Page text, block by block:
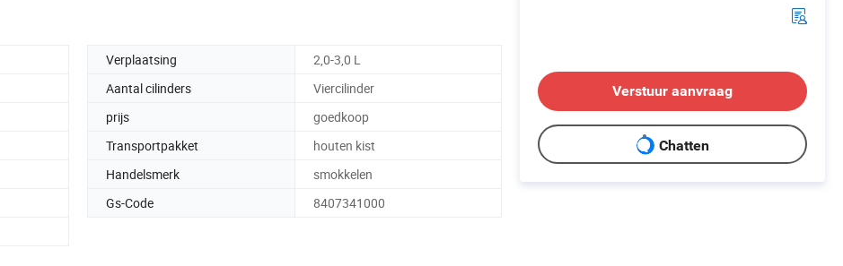
Verplaatsing
2,0-3,0 L
Aantal cilinders
Viercilinder
prijs
goedkoop
Transportpakket
houten kist
Handelsmerk
smokkelen
Gs-Code
8407341000
Verstuur aanvraag
Chatten